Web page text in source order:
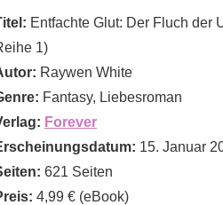
Entfachte Glut: Der Fluch der
1)
Raywen White
Fantasy, Liebesroman
Forever
15. Januar
621 Seiten
4,99 € (eBook)